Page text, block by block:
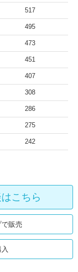
517
495
473
451
407
308
286
275
242
こちら
販売